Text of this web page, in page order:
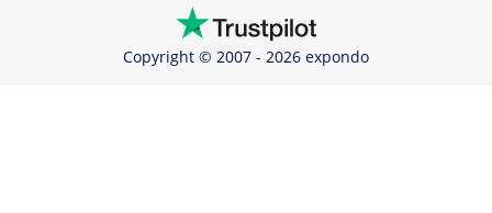
Copyright © 2007 - 2026 expondo